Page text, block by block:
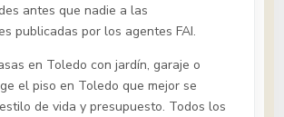
antes que nadie a las
publicadas por los agentes FAI.
en Toledo con jardín, garaje o
el pisoen Toledo que mejor se
de vida y presupuesto. Todos los